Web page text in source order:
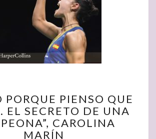
PORQUE
PIENSO
QUE
PUEDO.
PORQUE PIENSO QUE
EL SECRETO DE UNA
CAROLINA
MARÍN